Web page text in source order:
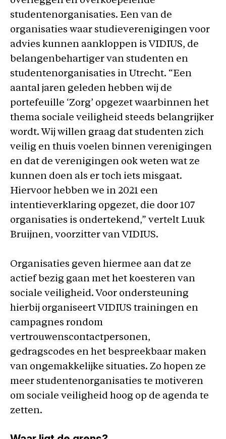
studentenorganisaties. Een van de
organisaties waar studieverenigingen voor
advies kunnen aankloppen is VIDIUS, de
belangenbehartiger van studenten en
studentenorganisaties in Utrecht. “Een
aantal jaren geleden hebben wij de
portefeuille ‘Zorg’ opgezet waarbinnen het
thema sociale veiligheid steeds belangrijker
wordt. Wij willen graag dat studenten zich
veilig en thuis voelen binnen verenigingen
en dat de verenigingen ook weten wat ze
kunnen doen als er toch iets misgaat.
Hiervoor hebben we in 2021 een
intentieverklaring opgezet, die door 107
organisaties is ondertekend,” vertelt Luuk
Bruijnen, voorzitter van VIDIUS.
Organisaties geven hiermee aan dat ze
actief bezig gaan met het koesteren van
sociale veiligheid. Voor ondersteuning
hierbij organiseert VIDIUS trainingen en
campagnes rondom
vertrouwenscontactpersonen,
gedragscodes en het bespreekbaar maken
van ongemakkelijke situaties. Zo hopen ze
meer studentenorganisaties te motiveren
om sociale veiligheid hoog op de agenda te
zetten.